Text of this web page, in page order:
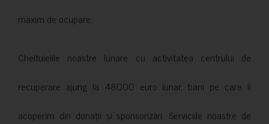
maxim de ocupare.
Cheltuielile noastre lunare cu activitatea centrului de
recuperare ajung la 48000 euro lunar, bani pe care îi
acoperim din donații și sponsorizări. Serviciile noastre de